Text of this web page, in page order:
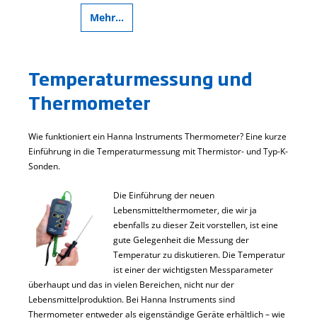
Mehr...
Temperaturmessung und
Thermometer
Wie funktioniert ein Hanna Instruments Thermometer? Eine kurze
Einführung in die Temperaturmessung mit Thermistor- und Typ-K-
Sonden.
Die Einführung der neuen
Lebensmittelthermometer, die wir ja
ebenfalls zu dieser Zeit vorstellen, ist eine
gute Gelegenheit die Messung der
Temperatur zu diskutieren. Die Temperatur
ist einer der wichtigsten Messparameter
überhaupt und das in vielen Bereichen, nicht nur der
Lebensmittelproduktion. Bei Hanna Instruments sind
Thermometer entweder als eigenständige Geräte erhältlich – wie